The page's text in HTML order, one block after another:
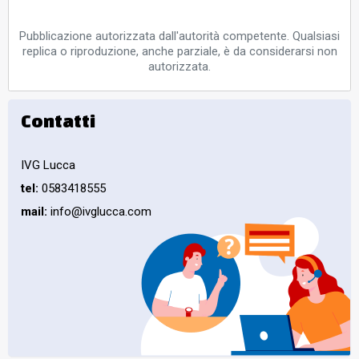
Pubblicazione autorizzata dall'autorità competente. Qualsiasi
replica o riproduzione, anche parziale, è da considerarsi non
autorizzata.
Contatti
IVG Lucca
tel: 0583418555
mail: info@ivglucca.com